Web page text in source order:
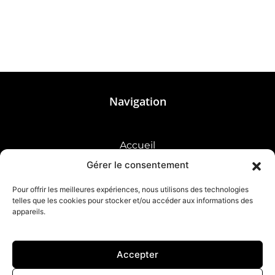
Gérer le consentement
Pour offrir les meilleures expériences, nous utilisons des technologies
telles que les cookies pour stocker et/ou accéder aux informations des
appareils.
Accepter
Navigation
Accueil
Good burger
Horaires